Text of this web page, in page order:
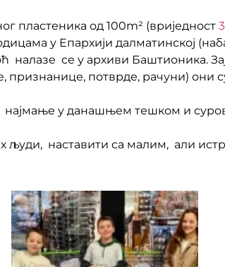
пластеника од 100m² (вриједност
у Епархији далматинској
налазе се у архиви Баштионика.
признанице, потврде, рачуни) они
најмање у данашњем тешком и
наставити са малим, али